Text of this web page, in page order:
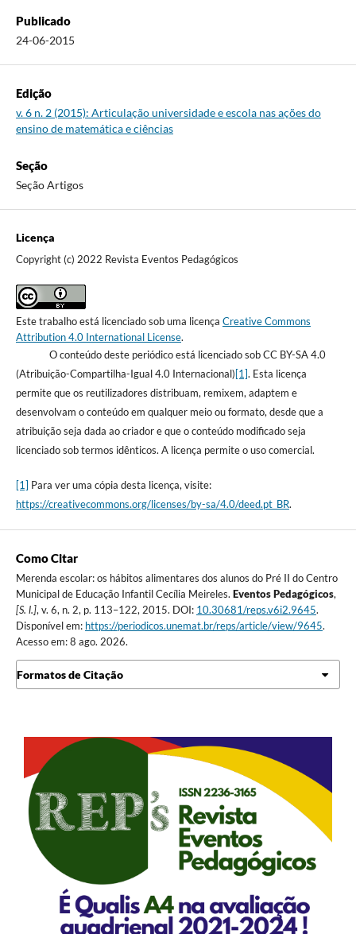
Publicado
24-06-2015
Edição
v. 6 n. 2 (2015): Articulação universidade e escola nas ações do
ensino de matemática e ciências
Seção
Seção Artigos
Licença
Copyright (c) 2022 Revista Eventos Pedagógicos
Este trabalho está licenciado sob uma licença Creative Commons
Attribution 4.0 International License.
O conteúdo deste periódico está licenciado sob CC BY-SA 4.0
(Atribuição-Compartilha-Igual 4.0 Internacional)[1]. Esta licença
permite que os reutilizadores distribuam, remixem, adaptem e
desenvolvam o conteúdo em qualquer meio ou formato, desde que a
atribuição seja dada ao criador e que o conteúdo modificado seja
licenciado sob termos idênticos. A licença permite o uso comercial.
[1] Para ver uma cópia desta licença, visite:
https://creativecommons.org/licenses/by-sa/4.0/deed.pt_BR.
Como Citar
Merenda escolar: os hábitos alimentares dos alunos do Pré II do Centro
Municipal de Educação Infantil Cecília Meireles. Eventos Pedagógicos,
[S. l.], v. 6, n. 2, p. 113–122, 2015. DOI: 10.30681/reps.v6i2.9645.
Disponível em: https://periodicos.unemat.br/reps/article/view/9645.
Acesso em: 8 ago. 2026.
Formatos de Citação